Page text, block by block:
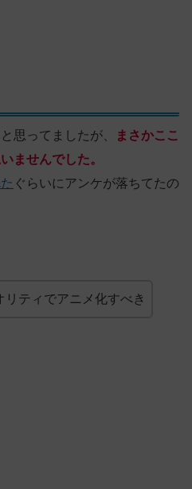
思ってましたが、
まさかここ
ませんでした。
ぐらいにアンケが落ちてたの
リティでアニメ化すべき